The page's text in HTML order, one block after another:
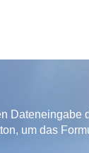
Dateneingabe
um das